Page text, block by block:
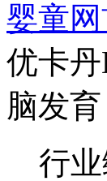
婴童
优卡
脑发育
行业